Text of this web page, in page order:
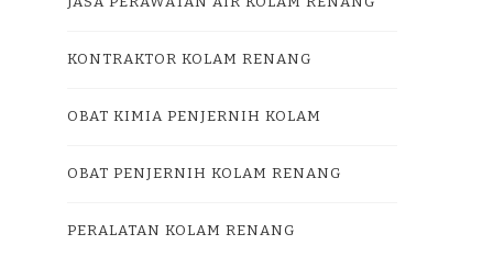
KONTRAKTOR KOLAM RENANG
OBAT KIMIA PENJERNIH KOLAM
OBAT PENJERNIH KOLAM RENANG
PERALATAN KOLAM RENANG